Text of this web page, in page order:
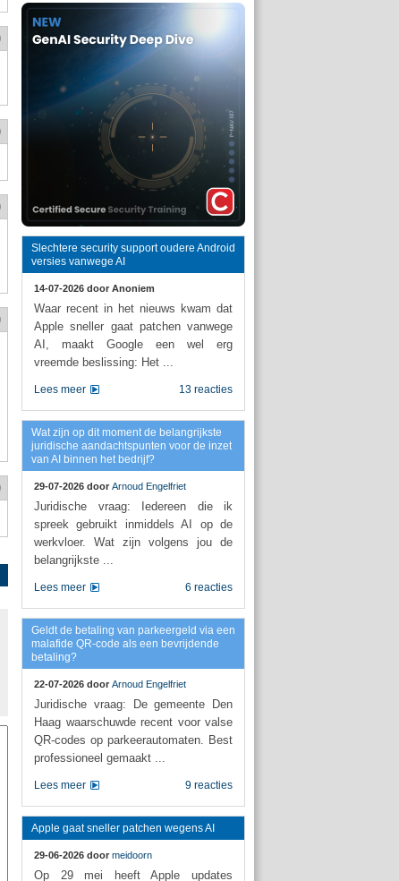
Slechtere security support oudere Android
versies vanwege AI
14-07-2026 door Anoniem
Waar recent in het nieuws kwam dat
Apple sneller gaat patchen vanwege
AI, maakt Google een wel erg
vreemde beslissing: Het ...
13 reacties
Lees meer
Wat zijn op dit moment de belangrijkste
juridische aandachtspunten voor de inzet
van AI binnen het bedrijf?
29-07-2026 door Arnoud Engelfriet
Juridische vraag: Iedereen die ik
spreek gebruikt inmiddels AI op de
werkvloer. Wat zijn volgens jou de
belangrijkste ...
6 reacties
Lees meer
Geldt de betaling van parkeergeld via een
malafide QR-code als een bevrijdende
betaling?
22-07-2026 door Arnoud Engelfriet
Juridische vraag: De gemeente Den
Haag waarschuwde recent voor valse
QR-codes op parkeerautomaten. Best
professioneel gemaakt ...
9 reacties
Lees meer
Apple gaat sneller patchen wegens AI
29-06-2026 door meidoorn
Op 29 mei heeft Apple updates